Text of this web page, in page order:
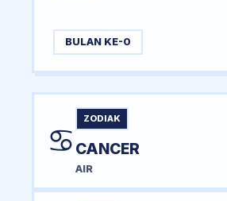
BULAN KE-0
♋
ZODIAK
CANCER
AIR